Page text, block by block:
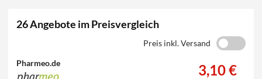
26 Angebote im Preisvergleich
Preis inkl. Versand
Pharmeo.de 3,10 €